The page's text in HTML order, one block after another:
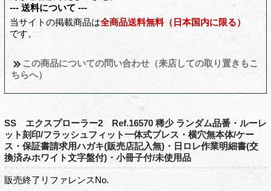
--- 送料について ---
当サイトの掲載商品は全商品送料無料（日本国内に限る）
です。
この商品についての問い合わせ（来店しての取り置きもこ
ちらへ）
SS エクスプローラー2 Ref.16570 稀少 ランダム品番・ルーレ
ット刻印/フラッシュフィット一体式ブレス・横穴無本体/ケー
ス・保証書請求用ハガキ(販売店記入無)・日ロレ作業明細書(交
換済みホワイト文字盤付)・小冊子付/未使用品
販売終了リファレンスNo.